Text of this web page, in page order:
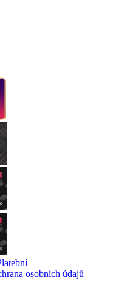
osobních údajů